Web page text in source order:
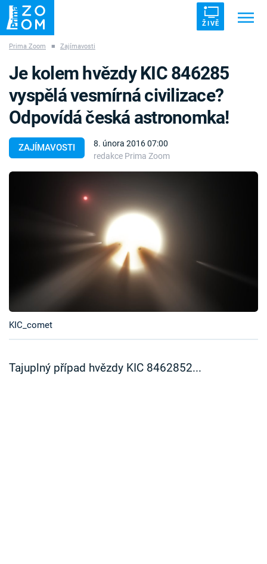
ŽIVĚ
ZÁHADY VETŘELCI DÁVNOVĚKU
Témata
TV Program
Časopis
Sledujte prima+
Prima Zoom ■ Zajímavosti
ZAJÍMAVOSTI
8. února 2016 07:00
redakce Prima Zoom
Je kolem hvězdy KIC 846285
vyspělá vesmírná civilizace?
Odpovídá česká astronomka!
KIC_comet
Tajuplný případ hvězdy KIC 8462852...